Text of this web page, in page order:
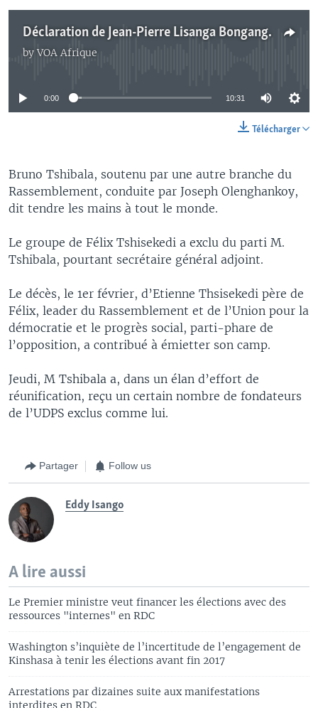
Déclaration de Jean-Pierre Lisanga Bonganga
byVOA Afrique
No media source currently available
0:00 10:31
Télécharger
Bruno Tshibala, soutenu par une autre branche du
Rassemblement, conduite par Joseph Olenghankoy,
dit tendre les mains à tout le monde.
Le groupe de Félix Tshisekedi a exclu du parti M.
Tshibala, pourtant secrétaire général adjoint.
Le décès, le 1er février, d’Etienne Thsisekedi père de
Félix, leader du Rassemblement et de l’Union pour la
démocratie et le progrès social, parti-phare de
l’opposition, a contribué à émietter son camp.
Jeudi, M Tshibala a, dans un élan d’effort de
réunification, reçu un certain nombre de fondateurs
de l’UDPS exclus comme lui.
Partager Follow us
Eddy Isango
A lire aussi
Le Premier ministre veut financer les élections avec des
ressources "internes" en RDC
Washington s’inquiète de l’incertitude de l’engagement de
Kinshasa à tenir les élections avant fin 2017
Arrestations par dizaines suite aux manifestations
interdites en RDC